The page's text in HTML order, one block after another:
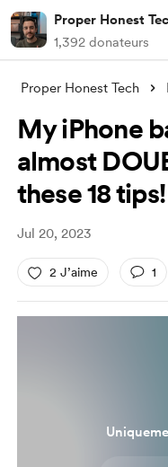
Proper Honest
1,392 donateurs
Proper Honest Tech
My iPhone
almost
these 18 tips!
Jul 20, 2023
2 J’aime 1